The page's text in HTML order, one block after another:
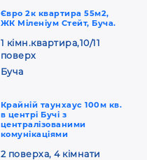
Євро 2к квартира 55м2,
ЖК Міленіум Стейт, Буча.
1 кімн.квартира,10/11
поверх
Буча
Крайній таунхаус 100м кв.
в центрі Бучі з
централізованими
комунікаціями
2 поверха, 4 кімнати